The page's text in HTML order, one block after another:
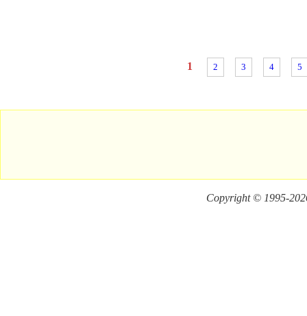
1 2 3 4 5
Copyright © 1995-